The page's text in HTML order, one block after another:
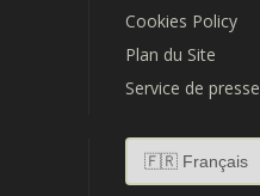
Cookies Policy
Plan du Site
Service de presse